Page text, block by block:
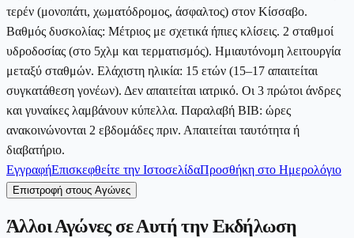
τερέν (μονοπάτι, χωματόδρομος, άσφαλτος) στον Κίσσαβο.
Βαθμός δυσκολίας: Μέτριος με σχετικά ήπιες κλίσεις. 2 σταθμοί
υδροδοσίας (στο 5χλμ και τερματισμός). Ημιαυτόνομη λειτουργία
μεταξύ σταθμών. Ελάχιστη ηλικία: 15 ετών (15–17 απαιτείται
συγκατάθεση γονέων). Δεν απαιτείται ιατρικό. Οι 3 πρώτοι άνδρες
και γυναίκες λαμβάνουν κύπελλα. Παραλαβή BIB: ώρες
ανακοινώνονται 2 εβδομάδες πριν. Απαιτείται ταυτότητα ή
διαβατήριο.
ΕγγραφήΕπισκεφθείτε την ΙστοσελίδαΠροσθήκη στο Ημερολόγιο
Επιστροφή στους Αγώνες
Άλλοι Αγώνες σε Αυτή την Εκδήλωση